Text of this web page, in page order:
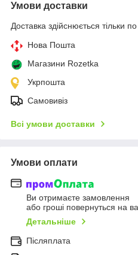
Умови доставки
Доставка здійснюється тільки
Нова Пошта
Магазини Rozetka
Укрпошта
Самовивіз
Всі умови доставки
Умови оплати
Ви отримаєте замовлення
або гроші повернуться на
Детальніше
Післяплата